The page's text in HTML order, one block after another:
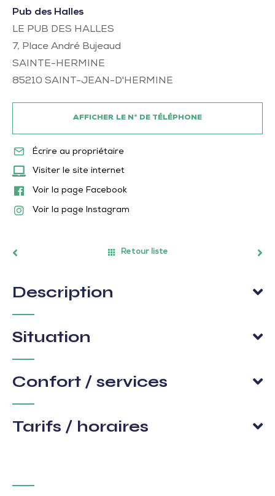
Pub des Halles
LE PUB DES HALLES
7, Place André Bujeaud
SAINTE-HERMINE
85210 SAINT-JEAN-D'HERMINE
AFFICHER LE N° DE TÉLÉPHONE
Écrire au propriétaire
Visiter le site internet
Voir la page Facebook
Voir la page Instagram
Retour liste
Description
Situation
Confort / services
Tarifs / horaires